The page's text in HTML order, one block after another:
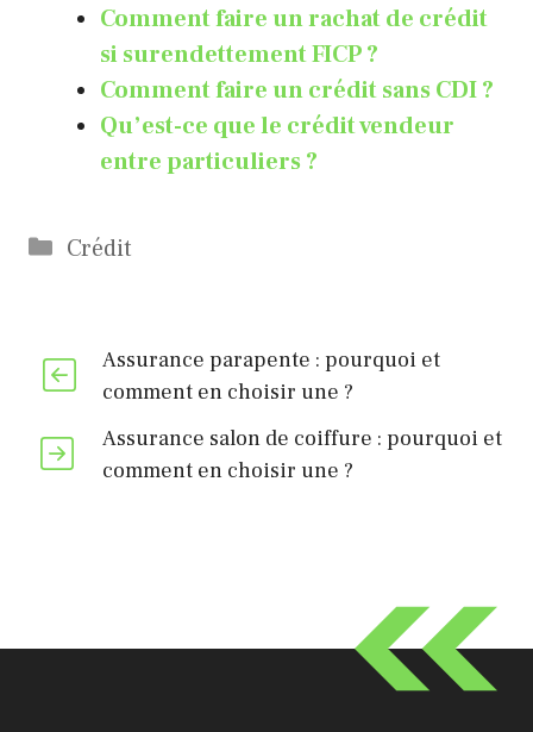
Comment faire un rachat de crédit
si surendettement FICP ?
Comment faire un crédit sans CDI ?
Qu’est-ce que le crédit vendeur
entre particuliers ?
Catégories
Crédit
Assurance parapente : pourquoi et
comment en choisir une ?
Assurance salon de coiffure : pourquoi et
comment en choisir une ?